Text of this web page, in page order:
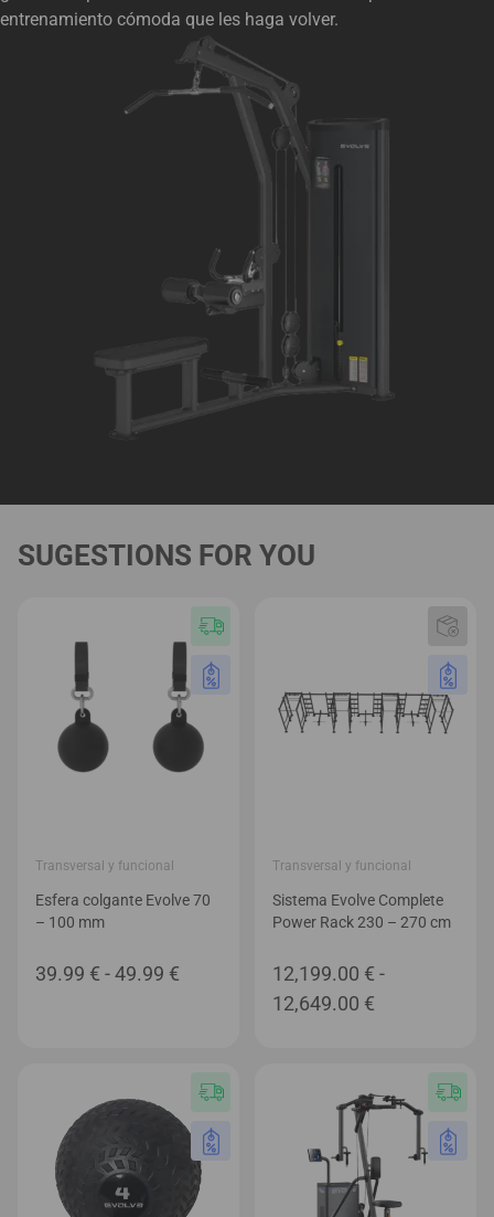
entrenamiento cómoda que les haga volver.
SUGESTIONS FOR YOU
Transversal y funcional
Esfera colgante Evolve 70
– 100 mm
39.99 € -49.99 €
39.99 €
hasta
49.99 €
Transversal y funcional
Sistema Evolve Complete
Power Rack 230 – 270 cm
12,199.00 € -
12,649.00 €
desde
12,199.00 €
hasta
12,649.00 €